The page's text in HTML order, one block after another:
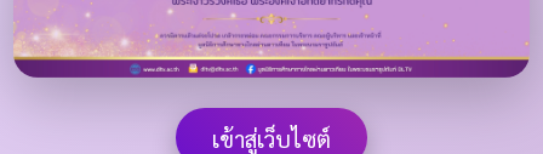
เข้าสู่เว็บไซต์